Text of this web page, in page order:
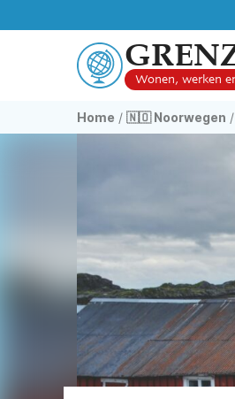
Wonen, werken
Home / 🇳🇴 Noorwegen /